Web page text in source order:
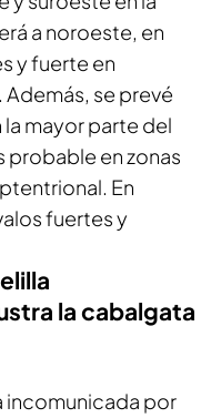
a noroeste, en
y fuerte en
se prevé
la mayor parte del
probable en zonas
En
fuertes y
la cabalgata
incomunicada por